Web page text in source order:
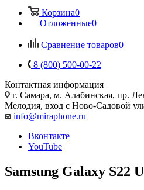
Корзина0
Отложенные0
Сравнение товаров0
8 (800) 500-00-22
Контактная информация
г. Самара, м. Алабинская, пр.
Мелодия, вход с Ново-Садовой
info@miraphone.ru
Вконтакте
YouTube
Samsung Galaxy S22